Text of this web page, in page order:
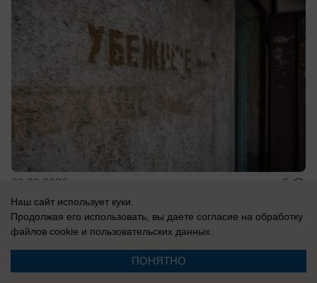
06.08.2026 0
Главное в стране
Наш сайт использует куки.
Продолжая его использовать, вы даете согласие на обработку
файлов cookie и пользовательских данных.
ПОНЯТНО